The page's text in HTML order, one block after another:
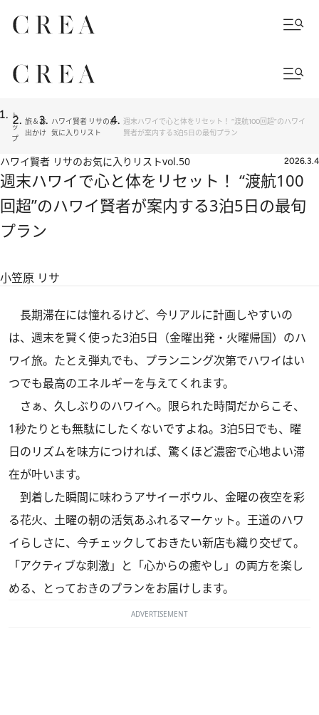
ト
ッ
プ
旅＆お
出かけ
ハワイ賢者 リサのお
気に入りリスト
週末ハワイで心と体をリセット！ “渡航100回超”のハワイ
賢者が案内する3泊5日の最旬プラン
ハワイ賢者 リサのお気に入りリストvol.50 2026.3.4
週末ハワイで心と体をリセット！ “渡航100
回超”のハワイ賢者が案内する3泊5日の最旬
プラン
小笠原 リサ
長期滞在には憧れるけど、今リアルに計画しやすいの
は、週末を賢く使った3泊5日（金曜出発・火曜帰国）のハ
ワイ旅。たとえ弾丸でも、プランニング次第でハワイはい
つでも最高のエネルギーを与えてくれます。
さぁ、久しぶりのハワイへ。限られた時間だからこそ、
1秒たりとも無駄にしたくないですよね。3泊5日でも、曜
日のリズムを味方につければ、驚くほど濃密で心地よい滞
在が叶います。
到着した瞬間に味わうアサイーボウル、金曜の夜空を彩
る花火、土曜の朝の活気あふれるマーケット。王道のハワ
イらしさに、今チェックしておきたい新店も織り交ぜて。
「アクティブな刺激」と「心からの癒やし」の両方を楽し
める、とっておきのプランをお届けします。
ADVERTISEMENT